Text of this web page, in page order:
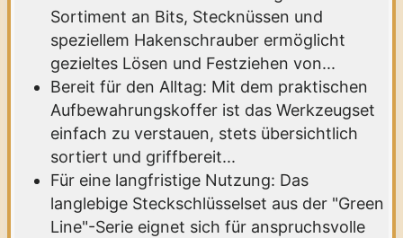
Sortiment an Bits, Stecknüssen und
speziellem Hakenschrauber ermöglicht
gezieltes Lösen und Festziehen von...
Bereit für den Alltag: Mit dem praktischen
Aufbewahrungskoffer ist das Werkzeugset
einfach zu verstauen, stets übersichtlich
sortiert und griffbereit...
Für eine langfristige Nutzung: Das
langlebige Steckschlüsselset aus der "Green
Line"-Serie eignet sich für anspruchsvolle